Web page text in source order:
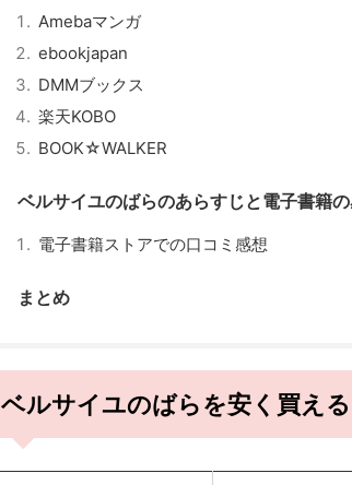
Amebaマンガ
ebookjapan
DMMブックス
楽天KOBO
BOOK☆WALKER
ベルサイユのばらのあらすじと電子書籍
電子書籍ストアでの口コミ感想
まとめ
ベルサイユのばらを安く買え